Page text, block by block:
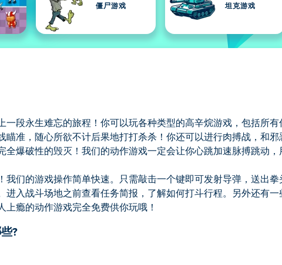
僵尸游戏 坦克游戏
一段永生难忘的旅程！你可以玩各种类型的高辛烷游戏，包括所
瞄准，随心所欲不计后果地打打杀杀！你还可以进行肉搏战，和
全爆破性的毁灭！我们的动作游戏一定会让你心跳加速脉搏跳动，
我们的游戏操作简单快速。只需敲击一个键即可发射导弹，送出
进入战斗场地之前查看任务简报，了解如何打斗行程。另外还有
瘾的动作游戏完全免费供你玩哦！
?